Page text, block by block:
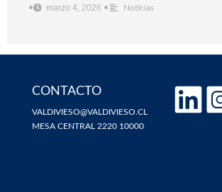
• marzo 4, 2026 • Noticias
CONTACTO
VALDIVIESO@VALDIVIESO.CL
MESA CENTRAL 2220 10000